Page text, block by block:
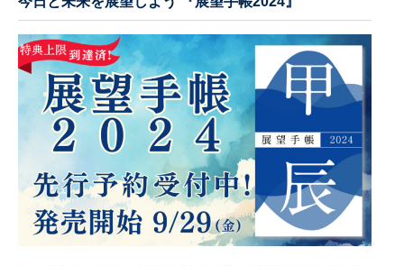
入会について
開運MAPS